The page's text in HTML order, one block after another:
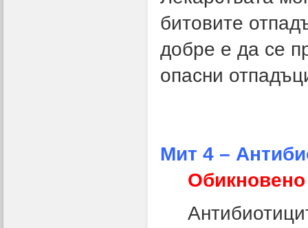
битовите
добре е да се
опасни
Мит 4 –